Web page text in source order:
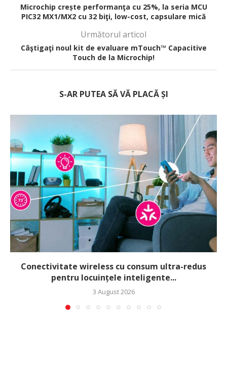
Microchip crește performanţa cu 25%, la seria MCU
PIC32 MX1/MX2 cu 32 biţi, low-cost, capsulare mică
Următorul articol
Câştigaţi noul kit de evaluare mTouch™ Capacitive
Touch de la Microchip!
S-AR PUTEA SĂ VĂ PLACĂ ȘI
Conectivitate wireless cu consum ultra-redus
pentru locuințele inteligente...
3 August 2026